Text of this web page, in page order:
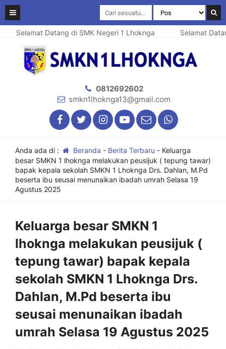
Selamat Datang di SMK Negeri 1 Lhoknga Selamat Datang
0812692602
smkn1lhoknga13@gmail.com
Anda ada di : Beranda - Berita Terbaru - Keluarga
besar SMKN 1 lhoknga melakukan peusijuk ( tepung tawar)
bapak kepala sekolah SMKN 1 Lhoknga Drs. Dahlan, M.Pd
beserta ibu seusai menunaikan ibadah umrah Selasa 19
Agustus 2025
Keluarga besar SMKN 1
lhoknga melakukan peusijuk (
tepung tawar) bapak kepala
sekolah SMKN 1 Lhoknga Drs.
Dahlan, M.Pd beserta ibu
seusai menunaikan ibadah
umrah Selasa 19 Agustus 2025